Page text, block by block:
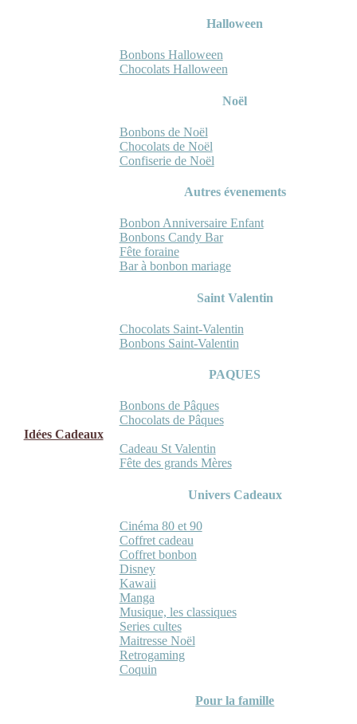
Halloween
Bonbons Halloween
Chocolats Halloween
Noël
Bonbons de Noël
Chocolats de Noël
Confiserie de Noël
Autres évenements
Bonbon Anniversaire Enfant
Bonbons Candy Bar
Fête foraine
Bar à bonbon mariage
Saint Valentin
Chocolats Saint-Valentin
Bonbons Saint-Valentin
PAQUES
Bonbons de Pâques
Chocolats de Pâques
Idées Cadeaux
Cadeau St Valentin
Fête des grands Mères
Univers Cadeaux
Cinéma 80 et 90
Coffret cadeau
Coffret bonbon
Disney
Kawaii
Manga
Musique, les classiques
Series cultes
Maitresse Noël
Retrogaming
Coquin
Pour la famille